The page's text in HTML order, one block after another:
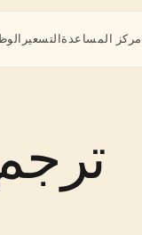
مركز المساعدةالتسعير